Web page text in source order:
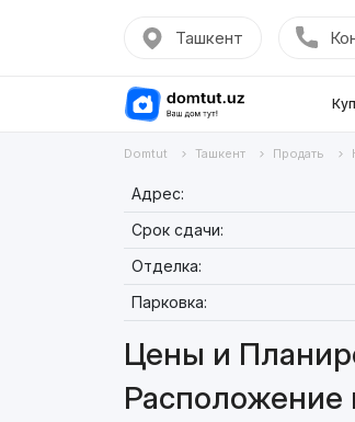
Ташкент
Domtut Ташкент Продать
Адрес:
Срок сдачи:
Отделка:
Парковка:
Цены и
Расположение